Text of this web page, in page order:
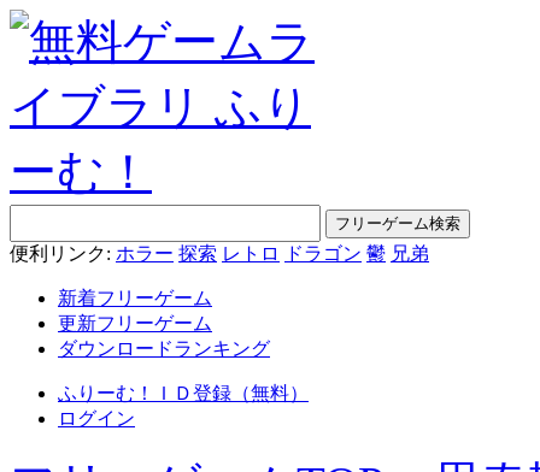
便利リンク: ホラー 探索 レトロ ドラゴン 鬱 兄弟
新着フリーゲーム
更新フリーゲーム
ダウンロードランキング
ふりーむ！ＩＤ登録（無料）
ログイン